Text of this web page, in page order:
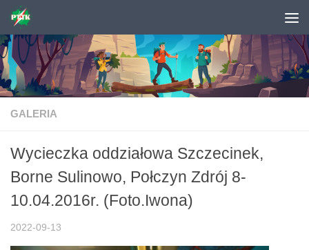
Skip to content
GALERIA
Wycieczka oddziałowa Szczecinek,
Borne Sulinowo, Połczyn Zdrój 8-
10.04.2016r. (Foto.Iwona)
2022-09-13